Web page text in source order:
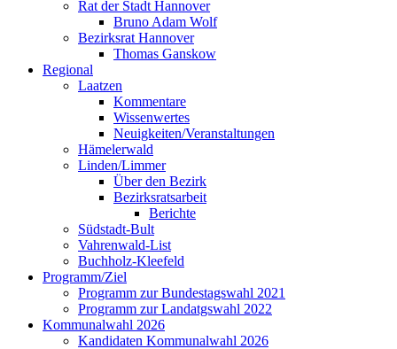
Rat der Stadt Hannover
Bruno Adam Wolf
Bezirksrat Hannover
Thomas Ganskow
Regional
Laatzen
Kommentare
Wissenwertes
Neuigkeiten/Veranstaltungen
Hämelerwald
Linden/Limmer
Über den Bezirk
Bezirksratsarbeit
Berichte
Südstadt-Bult
Vahrenwald-List
Buchholz-Kleefeld
Programm/Ziel
Programm zur Bundestagswahl 2021
Programm zur Landatgswahl 2022
Kommunalwahl 2026
Kandidaten Kommunalwahl 2026